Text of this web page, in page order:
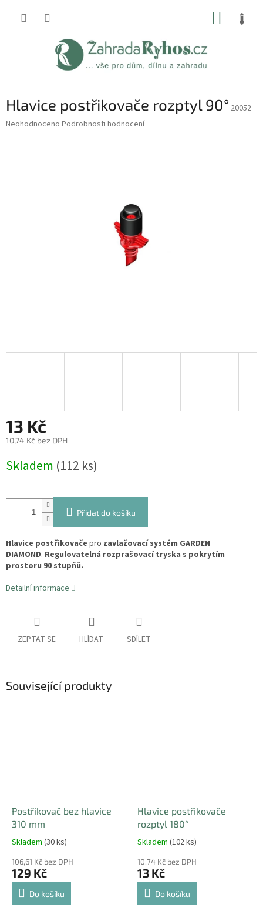
Hlavice postřikovače rozptyl 90° 20052
Průměrné
Neohodnoceno Podrobnosti hodnocení
13 Kč
10,74 Kč bez DPH
cena:
Skladem (112 ks)
Přidat do košíku
Hlavice postřikovače pro zavlažovací systém GARDEN
DIAMOND. Regulovatelná rozprašovací tryska s pokrytím
prostoru 90 stupňů.
Detailní informace
ZEPTAT SE HLÍDAT SDÍLET
Související produkty
Postřikovač bez hlavice
310 mm
Skladem (30 ks)
106,61 Kč bez DPH
129 Kč
Do košíku
Hlavice postřikovače
rozptyl 180°
Skladem (102 ks)
10,74 Kč bez DPH
13 Kč
Do košíku